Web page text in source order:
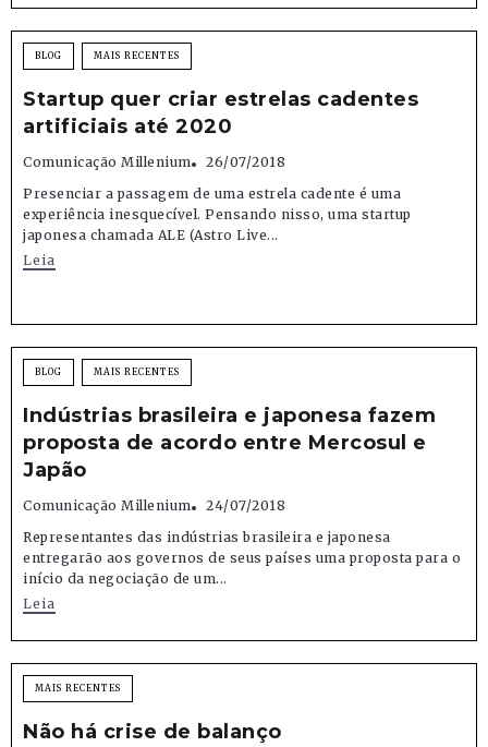
BLOG MAIS RECENTES
Startup quer criar estrelas cadentes
artificiais até 2020
Comunicação Millenium
26/07/2018
Presenciar a passagem de uma estrela cadente é uma
experiência inesquecível. Pensando nisso, uma startup
japonesa chamada ALE (Astro Live...
Leia
BLOG MAIS RECENTES
Indústrias brasileira e japonesa fazem
proposta de acordo entre Mercosul e
Japão
Comunicação Millenium
24/07/2018
Representantes das indústrias brasileira e japonesa
entregarão aos governos de seus países uma proposta para o
início da negociação de um...
Leia
MAIS RECENTES
Não há crise de balanço